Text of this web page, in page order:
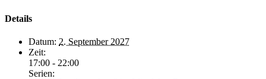
Details
Datum: 2. September 2027
Zeit:
17:00 - 22:00
Serien: